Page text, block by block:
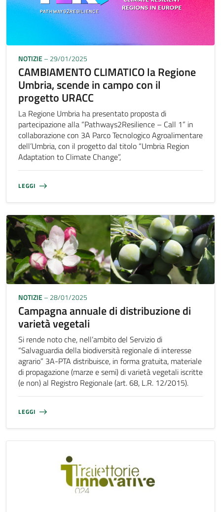
NOTIZIE– 29/01/2025
CAMBIAMENTO CLIMATICO la Regione
Umbria, scende in campo con il
progetto URACC
La Regione Umbria ha presentato proposta di
partecipazione alla “Pathways2Resilience – Call 1” in
collaborazione con 3A Parco Tecnologico Agroalimentare
dell’Umbria, con il progetto dal titolo “Umbria Region
Adaptation to Climate Change”,
LEGGI
NOTIZIE– 28/01/2025
Campagna annuale di distribuzione di
varietà vegetali
Si rende noto che, nell’ambito del Servizio di
“Salvaguardia della biodiversità regionale di interesse
agrario” 3A-PTA distribuisce, in forma gratuita, materiale
di propagazione (marze e semi) di varietà vegetali iscritte
(e non) al Registro Regionale (art. 68, L.R. 12/2015).
LEGGI